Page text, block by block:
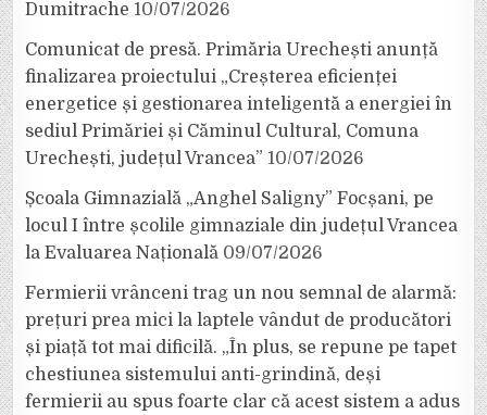
Dumitrache 10/07/2026
Comunicat de presă. Primăria Urechești anunță
finalizarea proiectului „Creșterea eficienței
energetice și gestionarea inteligentă a energiei în
sediul Primăriei și Căminul Cultural, Comuna
Urechești, județul Vrancea” 10/07/2026
Școala Gimnazială „Anghel Saligny” Focșani, pe
locul I între școlile gimnaziale din județul Vrancea
la Evaluarea Națională 09/07/2026
Fermierii vrânceni trag un nou semnal de alarmă:
prețuri prea mici la laptele vândut de producători
și piață tot mai dificilă. „În plus, se repune pe tapet
chestiunea sistemului anti-grindină, deși
fermierii au spus foarte clar că acest sistem a adus